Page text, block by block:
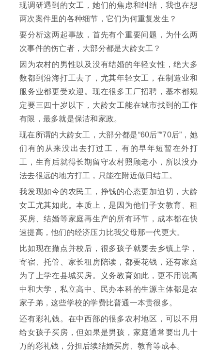
现调研遇到的女工，她们的焦虑和纠结，我也在想
两次案件里的各种细节，它们为何重复发生？
要分析这两起事故，首先有个重要问题，为什么两
次事件的伤亡者，大部分都是大龄女工？
因为农村的男性以及没有结婚的年轻女性，绝大多
数都到沿海打工去了，尤其年轻女工，在制造业和
服务业都更受欢迎。现在很多工厂招聘，基本都规
定要三四十岁以下，大龄女工能在城市找到的工作
有限，最多就是保洁和家政。
现在所谓的大龄女工，大部分都是“60后”“70后”，她
们有的从来没出去打过工，有的早年短暂在外打
工，生育后就得长期留守农村照顾老小，所以没办
法去很远的地方打工，只能在附近做日结工。
我发现如今的农民工，挣钱的心态更加迫切，大龄
女工尤其如此。本质上，是因为他们子女教育、租
买房、结婚等家庭再生产的所有环节，成本都在快
速提高，他们的经济压力比我父母那一代更大。
比如现在撤点并校后，很多孩子就要去乡镇上学，
寄宿、托管、家长租房陪读，都要花钱，还有家庭
为了上学在县城买房。义务教育如此，更不用说高
中和大学，私立高中、民办本科的生源主体都是农
家子弟，这些学校的学费比普通一本贵很多。
还有彩礼钱。在中西部的很多农村地区，可以不用
给女孩子买房，但如果是男孩，家庭通常要出几十
万的彩礼钱，分担后续结婚买房、教育等成本。